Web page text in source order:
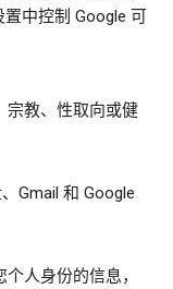
置中控制 Google 可
宗教、性取向或健
Gmail 和 Google
人身份的信息，